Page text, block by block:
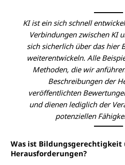
KI ist ein sich schnell
Verbindungen zwischen KI
sich sicherlich über das hier
weiterentwickeln. Alle
Methoden, die wir
Beschreibungen der
veröffentlichten
und dienen lediglich der
potenziellen
Was ist Bildungsgerechtigkeit
Herausforderungen?